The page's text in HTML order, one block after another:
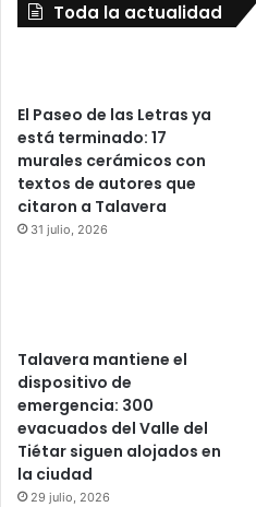
Toda la actualidad
El Paseo de las Letras ya
está terminado: 17
murales cerámicos con
textos de autores que
citaron a Talavera
31 julio, 2026
Talavera mantiene el
dispositivo de
emergencia: 300
evacuados del Valle del
Tiétar siguen alojados en
la ciudad
29 julio, 2026